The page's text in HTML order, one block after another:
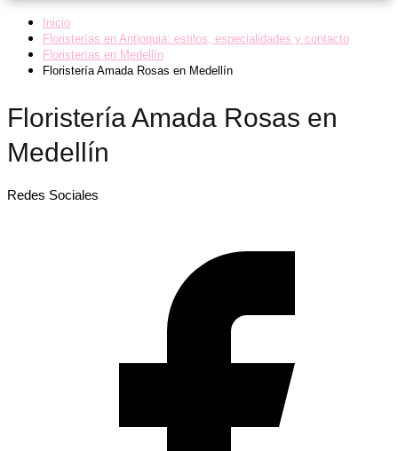
Inicio
Floristerías en Antioquia: estilos, especialidades y contacto
Floristerías en Medellín
Floristería Amada Rosas en Medellín
Floristería Amada Rosas en
Medellín
Redes Sociales